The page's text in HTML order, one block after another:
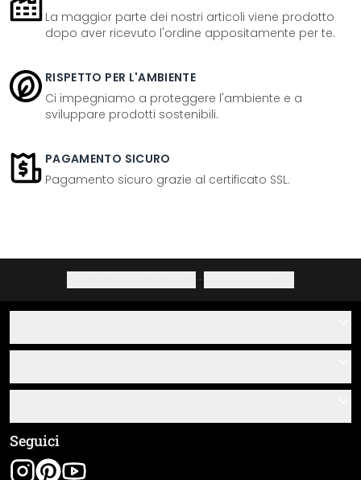
La maggior parte dei nostri articoli viene prodotto
dopo aver ricevuto l'ordine appositamente per te.
RISPETTO PER L'AMBIENTE
Ci impegniamo a proteggere l'ambiente e a
sviluppare prodotti sostenibili.
PAGAMENTO SICURO
Pagamento sicuro grazie al certificato SSL.
·
Chi siamo
Istruzioni di posa e montaggio
Panoramica dei materiali
Termini e condizioni generali
Note legali
Seguici